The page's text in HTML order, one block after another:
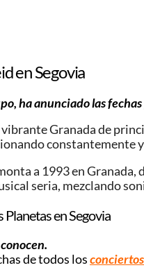
en Segovia
ha anunciado las
Granada de
constantemente
a 1993 en
seria, mezclando
Planetas en Segovia
de todos los